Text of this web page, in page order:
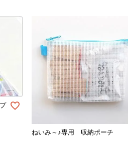
ねいみ～♪専用 収納ポーチ